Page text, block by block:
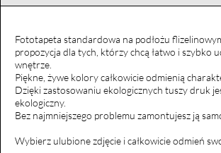
Fototapeta standardowa na podłożu
propozycja dla tych, którzy chcą łatwo i szybko
wnętrze.
Piękne, żywe kolory całkowicie odmienią
Dzięki zastosowaniu ekologicznych tuszy druk
ekologiczny.
Bez najmniejszego problemu zamontujesz ją
Wybierz ulubione zdjęcie i całkowicie odmień